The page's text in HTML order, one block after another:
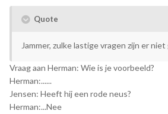
Quote
Jammer, zulke lastige vragen zijn er
Vraag aan Herman: Wie is je voorbeeld?
Herman:......
Jensen: Heeft hij een rode neus?
Herman:...Nee